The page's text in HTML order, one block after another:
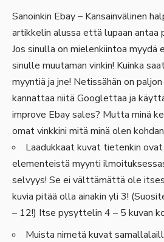
Sanoinkin Ebay – Kansainvälinen
artikkelin alussa että lupaan antaa
Jos sinulla on mielenkiintoa myydä
sinulle muutaman vinkin! Kuinka
myyntiä ja jne! Netissähän on
kannattaa niitä Googlettaa ja
improve Ebay sales? Mutta minä
omat vinkkini mitä minä olen
Laadukkaat kuvat tietenkin
elementeistä myynti
selvyys! Se ei välttämättä ole
kuvia pitää olla ainakin yli 3!
– 12!) Itse pysyttelin 4 – 5 kuvan
Muista nimetä kuvat